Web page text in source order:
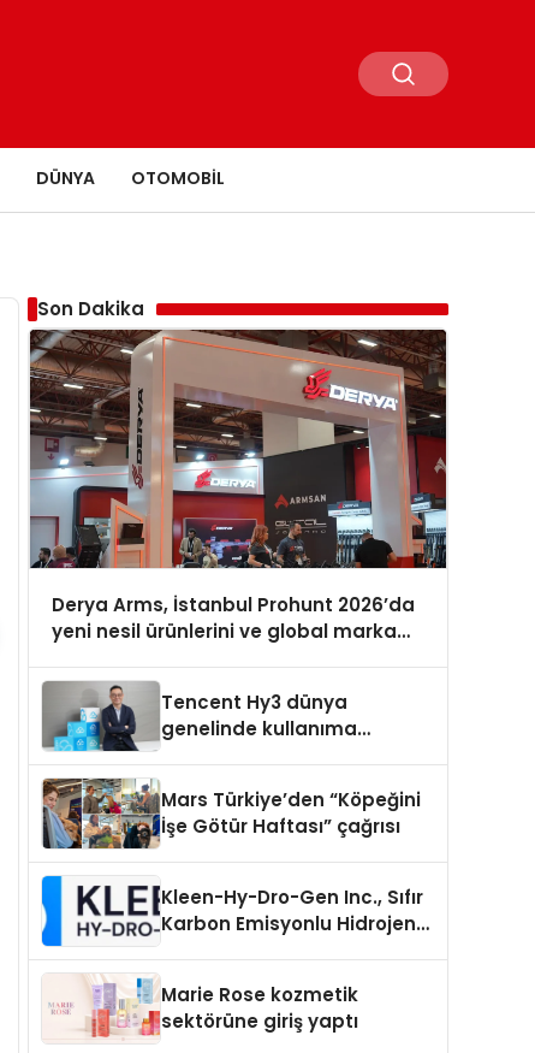
DÜNYA OTOMOBIL
Son Dakika
Derya Arms, İstanbul Prohunt 2026’da
yeni nesil ürünlerini ve global marka
Tencent Hy3 dünya
genelinde kullanıma
Mars Türkiye’den “Köpeğini
İşe Götür Haftası” çağrısı
Kleen-Hy-Dro-Gen Inc., Sıfır
Karbon Emisyonlu Hidrojen
Aldı
Marie Rose kozmetik
sektörüne giriş yaptı